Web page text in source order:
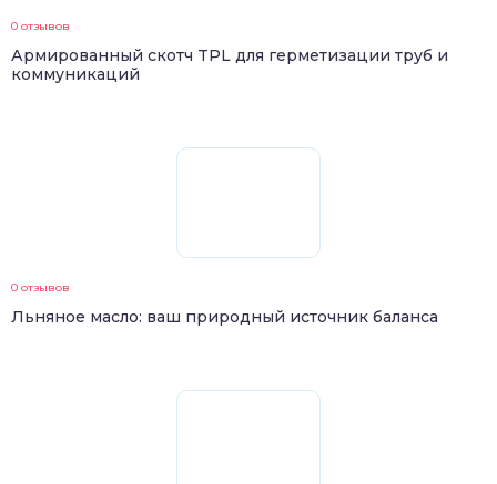
0 отзывов
Армированный скотч TPL для герметизации труб и
коммуникаций
0 отзывов
Льняное масло: ваш природный источник баланса